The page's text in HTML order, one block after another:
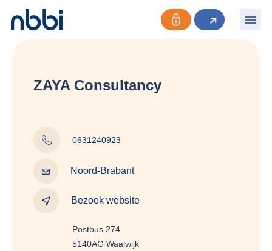
ZAYA Consultancy
0631240923
Noord-Brabant
Bezoek website
Postbus 274
5140AG Waalwijk